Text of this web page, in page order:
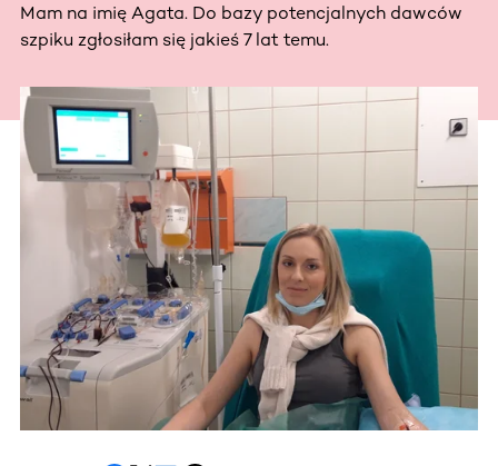
Mam na imię Agata. Do bazy potencjalnych dawców
szpiku zgłosiłam się jakieś 7 lat temu.